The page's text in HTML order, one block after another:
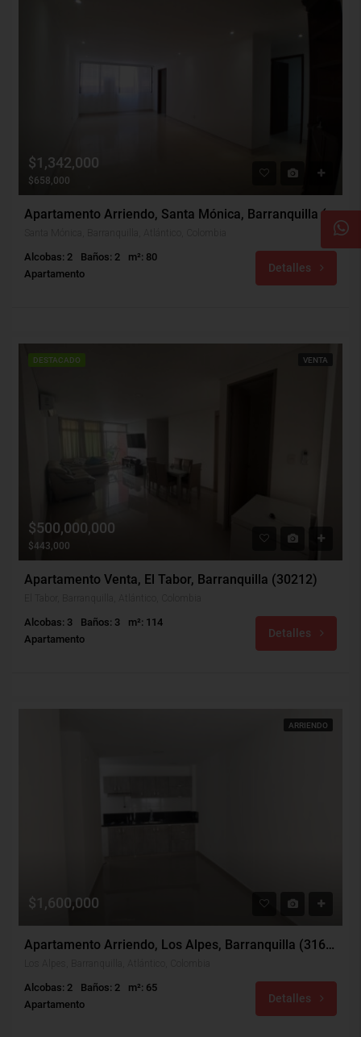
$1,342,000
$658,000
Apartamento Arriendo, Santa Mónica, Barranquilla (31747)
Alcobas: 2 Baños: 2
m²: 80
Apartamento
Detalles
DESTACADO VENTA
$500,000,000
$443,000
Apartamento Venta, El Tabor, Barranquilla (30212)
Alcobas: 3 Baños: 3
m²: 114
Apartamento
Detalles
ARRIENDO
$1,600,000
Apartamento Arriendo, Los Alpes, Barranquilla (31695)
Alcobas: 2 Baños: 2
m²: 65
Apartamento
Detalles